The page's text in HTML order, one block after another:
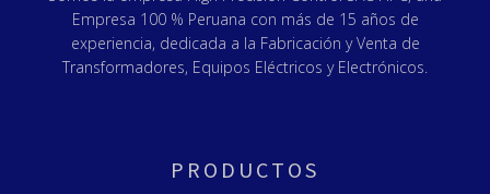
Empresa 100 % Peruana con más de 15 años de
experiencia, dedicada a la Fabricación y Venta de
Transformadores, Equipos Eléctricos y Electrónicos.
PRODUCTOS